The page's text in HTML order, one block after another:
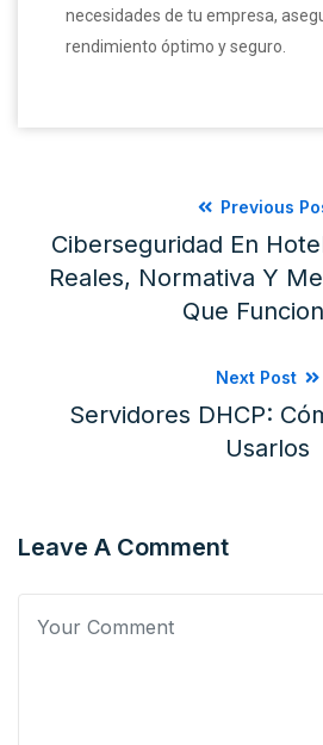
necesidades de tu empresa,
rendimiento óptimo y seguro.
Previous
Ciberseguridad En
Reales, Normativa Y
Que
Next Post
Servidores DHCP:
Usarlos
Leave A Comment